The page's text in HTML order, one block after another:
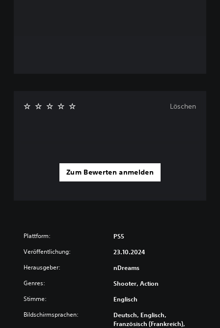
Zum Bewerten anmelden
Löschen
Plattform: PS5
Veröffentlichung: 23.10.2024
Herausgeber: nDreams
Genres: Shooter, Action
Stimme: Englisch
Bildschirmsprachen:
Deutsch, Englisch,
Französisch (Frankreich),